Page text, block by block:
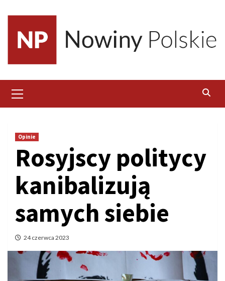
content
Menu
Opinie
Rosyjscy politycy
kanibalizują
samych siebie
24 czerwca 2023